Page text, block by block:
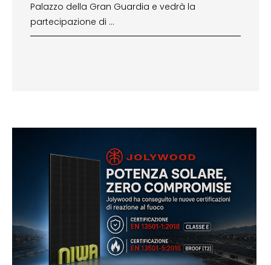
Palazzo della Gran Guardia e vedrà la
partecipazione di …